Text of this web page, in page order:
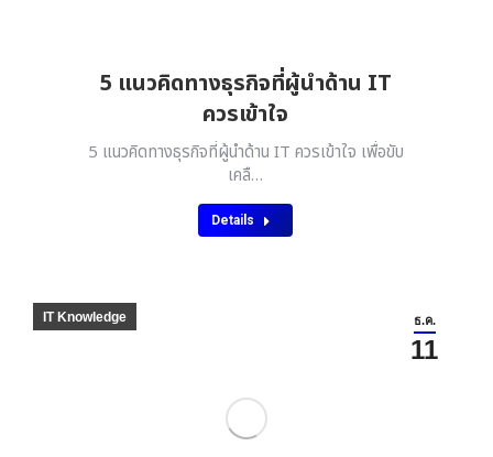
5 แนวคิดทางธุรกิจที่ผู้นำด้าน IT
ควรเข้าใจ
5 แนวคิดทางธุรกิจที่ผู้นำด้าน IT ควรเข้าใจ เพื่อขับ
เคลื…
Details
ธ.ค.
11
IT Knowledge